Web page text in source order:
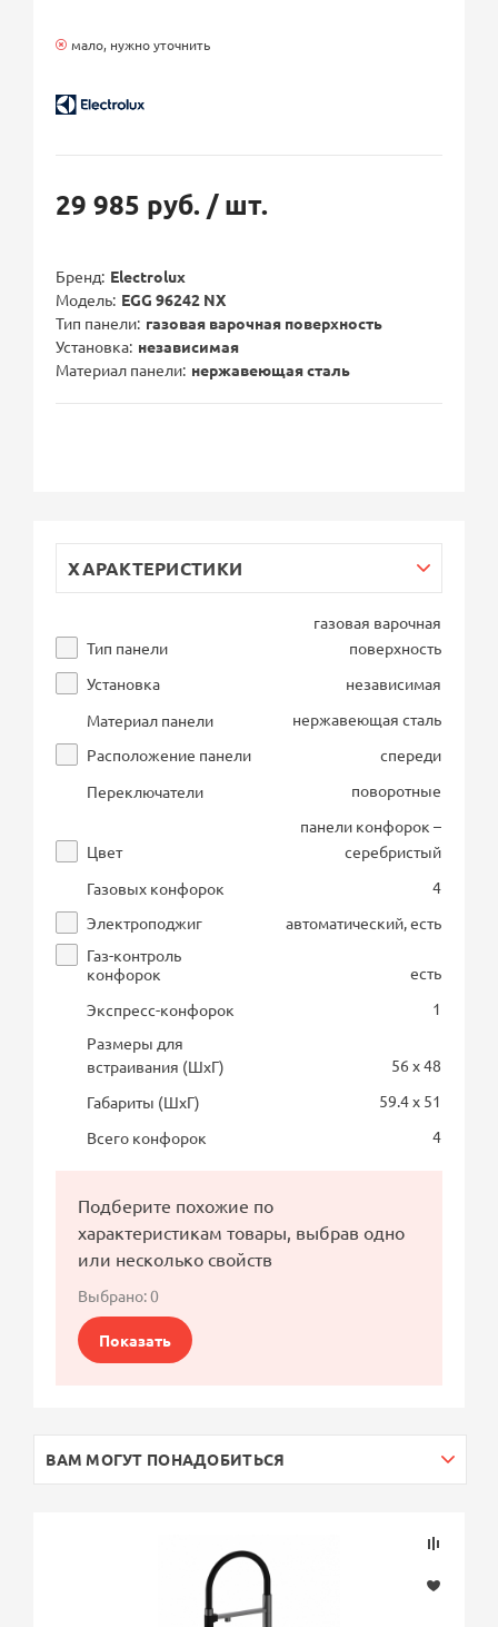
мало, нужно уточнить
29 985 руб. / шт.
Бренд Electrolux
Модель EGG 96242 NX
Тип панели газовая варочная поверхность
Установка независимая
Материал панели нержавеющая сталь
ХАРАКТЕРИСТИКИ
Тип панели
газовая варочная
поверхность
Установка
независимая
Материал панели
нержавеющая сталь
Расположение панели
спереди
Переключатели
поворотные
Цвет
панели конфорок –
серебристый
Газовых конфорок
4
Электроподжиг
автоматический, есть
Газ-контроль
конфорок
есть
Экспресс-конфорок
1
Размеры для
встраивания (ШхГ)
56 x 48
Габариты (ШхГ)
59.4 x 51
Всего конфорок
4
Подберите похожие по
характеристикам товары, выбрав одно
или несколько свойств
Выбрано:0
Показать
ВАМ МОГУТ ПОНАДОБИТЬСЯ